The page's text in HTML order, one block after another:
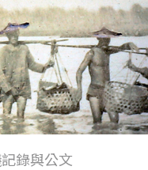
錄與公文